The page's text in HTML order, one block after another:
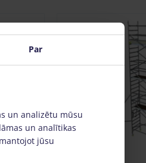
Par
un analizētu mūsu
un analītikas
jūsu